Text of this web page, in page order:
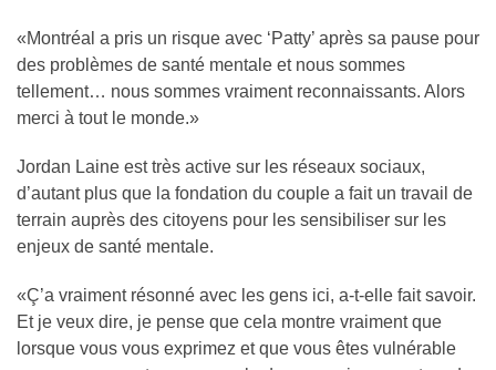
«Montréal a pris un risque avec ‘Patty’ après sa pause pour
des problèmes de santé mentale et nous sommes
tellement… nous sommes vraiment reconnaissants. Alors
merci à tout le monde.»
Jordan Laine est très active sur les réseaux sociaux,
d’autant plus que la fondation du couple a fait un travail de
terrain auprès des citoyens pour les sensibiliser sur les
enjeux de santé mentale.
«Ç’a vraiment résonné avec les gens ici, a-t-elle fait savoir.
Et je veux dire, je pense que cela montre vraiment que
lorsque vous vous exprimez et que vous êtes vulnérable